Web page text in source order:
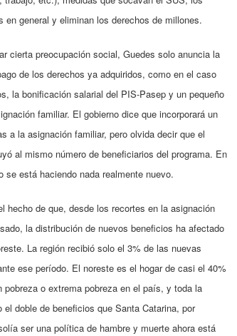
en general y eliminan los derechos de millones.
cierta preocupación social, Guedes solo anuncia la
de los derechos ya adquiridos, como en el caso
la bonificación salarial del PIS-Pasep y un pequeño
familiar. El gobierno dice que incorporará un
a la asignación familiar, pero olvida decir que el
al mismo número de beneficiarios del programa. En
se está haciendo nada realmente nuevo.
hecho de que, desde los recortes en la asignación
la distribución de nuevos beneficios ha afectado
La región recibió solo el 3% de las nuevas
ese período. El noreste es el hogar de casi el 40%
pobreza o extrema pobreza en el país, y toda la
el doble de beneficios que Santa Catarina, por
ser una política de hambre y muerte ahora está